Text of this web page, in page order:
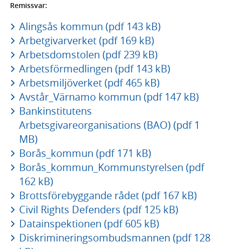
Remissvar:
Alingsås kommun (pdf 143 kB)
Arbetgivarverket (pdf 169 kB)
Arbetsdomstolen (pdf 239 kB)
Arbetsförmedlingen (pdf 143 kB)
Arbetsmiljöverket (pdf 465 kB)
Avstår_Värnamo kommun (pdf 147 kB)
Bankinstitutens
Arbetsgivareorganisations (BAO) (pdf 1
MB)
Borås_kommun (pdf 171 kB)
Borås_kommun_Kommunstyrelsen (pdf
162 kB)
Brottsförebyggande rådet (pdf 167 kB)
Civil Rights Defenders (pdf 125 kB)
Datainspektionen (pdf 605 kB)
Diskrimineringsombudsmannen (pdf 128